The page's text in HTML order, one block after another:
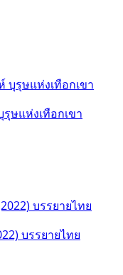
รุษแห่งเทือกเขา
บรรยายไทย